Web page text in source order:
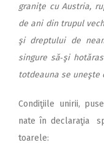
graniţe cu Austria,
de ani din trupul
şi dreptului de
singure să‑şi
totdeauna se uneşte
Condiţiile unirii,
nate în declaraţia
toarele: